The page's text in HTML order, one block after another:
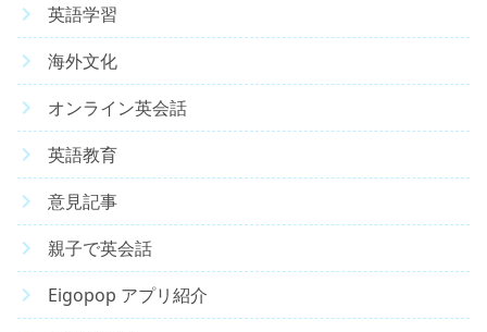
英語学習
海外文化
オンライン英会話
英語教育
意見記事
親子で英会話
Eigopop アプリ紹介